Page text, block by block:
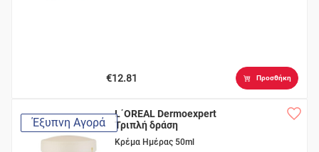
€12.81 Προσθήκη
Έξυπνη Αγορά
L΄OREAL Dermoexpert
Τριπλή δράση
Κρέμα Ημέρας 50ml